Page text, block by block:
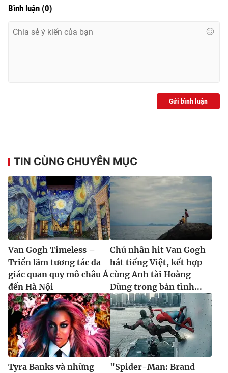
Bình luận (0)
Gửi bình luận
TIN CÙNG CHUYÊN MỤC
Van Gogh Timeless –
Triển lãm tương tác đa
giác quan quy mô châu Á
đến Hà Nội
Chủ nhân hit Van Gogh
hát tiếng Việt, kết hợp
cùng Anh tài Hoàng
Dũng trong bản tình...
Tyra Banks và những
"Spider-Man: Brand